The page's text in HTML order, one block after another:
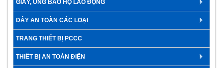
GIÀY, ỦNG BẢO HỘ LAO ĐỘNG
DÂY AN TOÀN CÁC LOẠI
TRANG THIẾT BỊ PCCC
THIẾT BỊ AN TOÀN ĐIỆN